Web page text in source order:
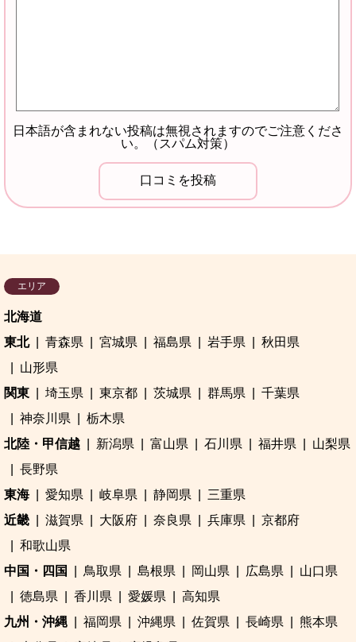
日本語が含まれない投稿は無視されますのでご注意くださ
い。（スパム対策）
エリア
北海道
東北
青森県 宮城県 福島県 岩手県
秋田県
山形県
関東
埼玉県 東京都 茨城県 群馬県
千葉県
神奈川県
栃木県
北陸・甲信越
新潟県 富山県 石川県 福井県
山梨県
長野県
東海
愛知県 岐阜県 静岡県
三重県
近畿
滋賀県 大阪府 奈良県 兵庫県
京都府
和歌山県
中国・四国
鳥取県 島根県 岡山県 広島県
山口県
徳島県
香川県 愛媛県
高知県
九州・沖縄
福岡県 沖縄県 佐賀県 長崎県
熊本県